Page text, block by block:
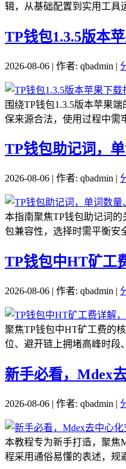
辑，从基础配置到实用工具
TP钱包1.3.5版本
2026-08-06 | 作者: qbadmin |
围绕TP钱包1.3.5版本苹果
保来源合法，使用过程中需
TP钱包助记词，
2026-08-06 | 作者: qbadmin |
本指南聚焦TP钱包助记词
包兼容性，选择时需平衡安
TP钱包中HT矿工
2026-08-06 | 作者: qbadmin |
聚焦TP钱包中HT矿工费的
位、避开链上拥堵高峰时段
新手必看，Mdex
2026-08-06 | 作者: qbadmin |
本教程专为新手打造，聚焦
程采用通俗易懂的表述，规